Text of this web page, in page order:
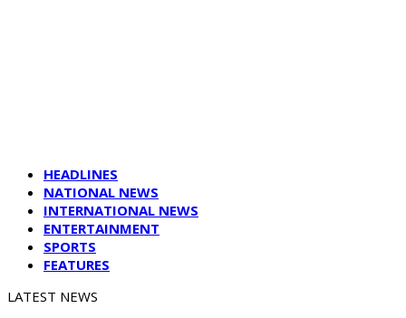
HEADLINES
NATIONAL NEWS
INTERNATIONAL NEWS
ENTERTAINMENT
SPORTS
FEATURES
LATEST NEWS